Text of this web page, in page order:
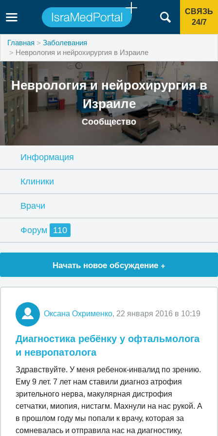
СВЯЗЬ
24/7
Главная
Заболевания
Неврология и нейрохирургия в Израиле
Неврология и нейрохирургия в
Израиле
Сообщество
Информация
Клиники
Врачи
Форум 110
Начать новое обсуждение +
Оксана Охрименко, 22 января 2016 в 10:19
Диагностика ребёнку у офтальмолога
и невропатолога
Здравствуйте. У меня ребенок-инвалид по зрению.
Ему 9 лет. 7 лет нам ставили диагноз атрофия
зрительного нерва, макулярная дистрофия
сетчатки, миопия, нистагм. Махнули на нас рукой. А
в прошлом году мы попали к врачу, которая за
сомневалась и отправила нас на диагностику,